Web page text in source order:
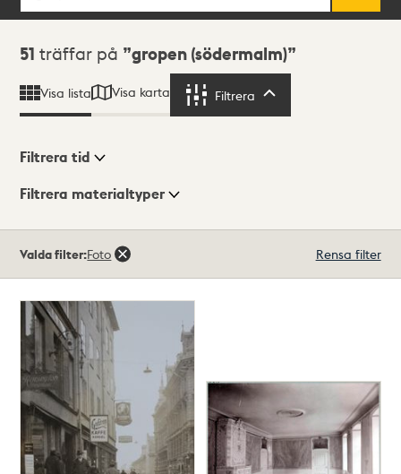
Sökresultat
51 träffar på gropen (södermalm)
Visa lista Visa karta Filtrera
Visningsläge
Filtrera tid
Filtrera materialtyper
träffar
Valda filter:Foto Rensa filter